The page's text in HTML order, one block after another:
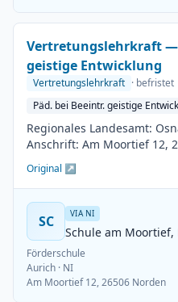
Vertretungslehrkraft —
geistige Entwicklung
Vertretungslehrkraft · befristet
Päd. bei Beeintr. geistige
Regionales Landesamt:
Anschrift: Am Moortief 12,
Original ↗
SC VIA NI
Schule am Moortief,
Förderschule
Aurich · NI
Am Moortief 12, 26506 Norden